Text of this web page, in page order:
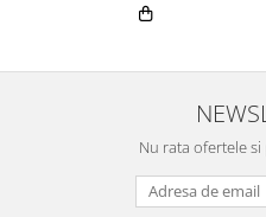
Nu rata ofertele